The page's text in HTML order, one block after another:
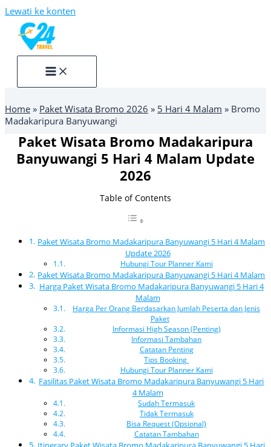
Lewati ke konten
Home » Paket Wisata Bromo 2026 » 5 Hari 4 Malam » Bromo
Madakaripura Banyuwangi
Paket Wisata Bromo Madakaripura
Banyuwangi 5 Hari 4 Malam Update
2026
Table of Contents
Paket Wisata Bromo Madakaripura Banyuwangi 5 Hari 4 Malam
Update 2026
Hubungi Tour Planner Kami
Paket Wisata Bromo Madakaripura Banyuwangi 5 Hari 4 Malam
Harga Paket Wisata Bromo Madakaripura Banyuwangi 5 Hari 4
Malam
Harga Per Orang Berdasarkan Jumlah Peserta dan Jenis
Paket
Informasi High Season (Penting)
Informasi Tambahan
Catatan Penting
Tips Booking
Hubungi Tour Planner Kami
Fasilitas Paket Wisata Bromo Madakaripura Banyuwangi 5 Hari
4 Malam
Sudah Termasuk
Tidak Termasuk
Bisa Request (Opsional)
Catatan Tambahan